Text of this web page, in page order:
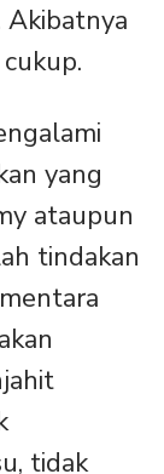
Akibatnya
yang
ataupun
tindakan
tidak